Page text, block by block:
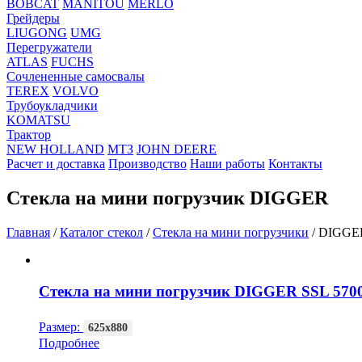
BOBCAT MANITOU MERLO
Грейдеры
LIUGONG UMG
Перегружатели
ATLAS FUCHS
Сочлененные самосвалы
TEREX VOLVO
Трубоукладчики
KOMATSU
Трактор
NEW HOLLAND МТЗ JOHN DEERE
Расчет и доставка Производство Наши работы Контакты
Стекла на мини погрузчик DIGGER
Главная /Каталог стекол /Стекла на мини погрузчики /
Стекла на мини погрузчик DIGGER SSL
Размер: 625х880
Подробнее